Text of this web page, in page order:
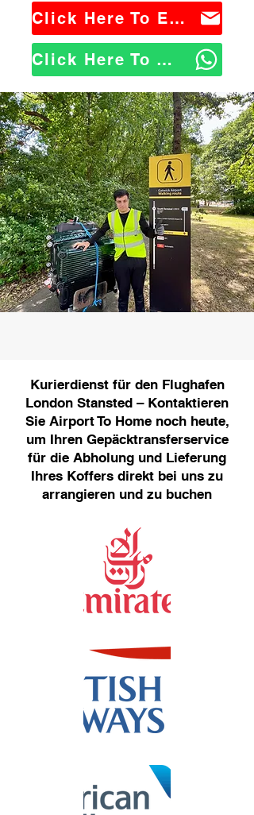
Click Here To Email Us
Click Here To WhatsApp Us
Kurierdienst für den Flughafen
London Stansted – Kontaktieren
Sie Airport To Home noch heute,
um Ihren Gepäcktransferservice
für die Abholung und Lieferung
Ihres Koffers direkt bei uns zu
arrangieren und zu buchen